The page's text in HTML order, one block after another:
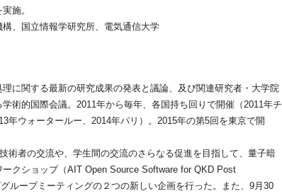
施。
、国立情報学研究所、電気通信大学
に関する最新の研究成果の発表と議論、及び関連研究者・大学院
術的国際会議。2011年から毎年、各国持ち回りで開催（2011年チ
年ウォータールー、2014年パリ）。2015年の第5回を東京で開
術者の交流や、学生間の交流のさらなる促進を目指して、量子暗
クショップ（AIT Open Source Software for QKD Post
ループミーティングの２つの新しい企画を行った。また、9月30